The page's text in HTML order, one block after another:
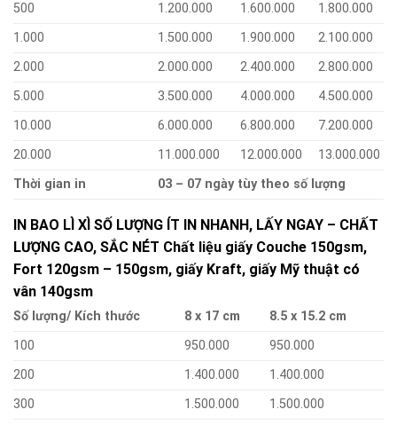
500
1.200.000 1.600.000
1.800.000
1.000
1.500.000 1.900.000
2.100.000
2.000
2.000.000 2.400.000
2.800.000
5.000
3.500.000 4.000.000
4.500.000
10.000
6.000.000 6.800.000
7.200.000
20.000
11.000.000 12.000.000
13.000.000
Thời gian in
03 – 07 ngày tùy theo số lượng
IN BAO LÌ XÌ SỐ LƯỢNG ÍT IN NHANH, LẤY NGAY – CHẤT
LƯỢNG CAO, SẮC NÉT Chất liệu giấy Couche 150gsm,
Fort 120gsm – 150gsm, giấy Kraft, giấy Mỹ thuật có
vân 140gsm
Số lượng/ Kích thước 8 x 17 cm
8.5 x 15.2 cm
100
950.000
950.000
200
1.400.000
1.400.000
300
1.500.000
1.500.000